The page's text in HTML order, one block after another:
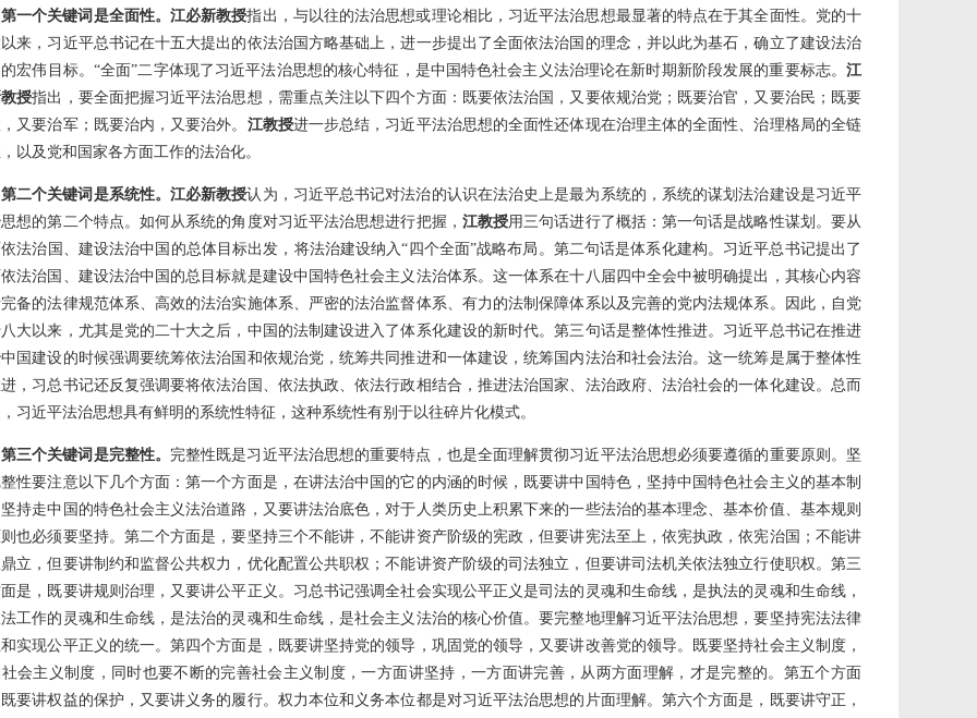
第一个关键词是全面性。江必新教授指出，与以往的法治思想或理论相比，习近平法治思想最显著的特点在于其全面性。党的十
以来，习近平总书记在十五大提出的依法治国方略基础上，进一步提出了全面依法治国的理念，并以此为基石，确立了建设法治
宏伟目标。“全面”二字体现了习近平法治思想的核心特征，是中国特色社会主义法治理论在新时期新阶段发展的重要标志。 江
授指出，要全面把握习近平法治思想，需重点关注以下四个方面：既要依法治国，又要依规治党；既要治官，又要治民；既要
又要治军；既要治内，又要治外。 江教授进一步总结，习近平法治思想的全面性还体现在治理主体的全面性、治理格局的全链
以及党和国家各方面工作的法治化。
第二个关键词是系统性。江必新教授认为，习近平总书记对法治的认识在法治史上是最为系统的，系统的谋划法治建设是习近平
想的第二个特点。如何从系统的角度对习近平法治思想进行把握， 江教授用三句话进行了概括：第一句话是战略性谋划。要从
法治国、建设法治中国的总体目标出发，将法治建设纳入“四个全面”战略布局。第二句话是体系化建构。习近平总书记提出了
法治国、建设法治中国的总目标就是建设中国特色社会主义法治体系。这一体系在十八届四中全会中被明确提出，其核心内容
备的法律规范体系、高效的法治实施体系、严密的法治监督体系、有力的法制保障体系以及完善的党内法规体系。因此，自党
大以来，尤其是党的二十大之后，中国的法制建设进入了体系化建设的新时代。第三句话是整体性推进。习近平总书记在推进
国建设的时候强调要统筹依法治国和依规治党，统筹共同推进和一体建设，统筹国内法治和社会法治。这一统筹是属于整体性
，习总书记还反复强调要将依法治国、依法执政、依法行政相结合，推进法治国家、法治政府、法治社会的一体化建设。总而
习近平法治思想具有鲜明的系统性特征，这种系统性有别于以往碎片化模式。
第三个关键词是完整性。 完整性既是习近平法治思想的重要特点，也是全面理解贯彻习近平法治思想必须要遵循的重要原则。坚
性要注意以下几个方面：第一个方面是，在讲法治中国的它的内涵的时候，既要讲中国特色，坚持中国特色社会主义的基本制
持走中国的特色社会主义法治道路，又要讲法治底色，对于人类历史上积累下来的一些法治的基本理念、基本价值、基本规则
也必须要坚持。第二个方面是，要坚持三个不能讲，不能讲资产阶级的宪政，但要讲宪法至上，依宪执政，依宪治国；不能讲
立，但要讲制约和监督公共权力，优化配置公共职权；不能讲资产阶级的司法独立，但要讲司法机关依法独立行使职权。第三
是，既要讲规则治理，又要讲公平正义。习总书记强调全社会实现公平正义是司法的灵魂和生命线，是执法的灵魂和生命线，
工作的灵魂和生命线，是法治的灵魂和生命线，是社会主义法治的核心价值。要完整地理解习近平法治思想，要坚持宪法法律
实现公平正义的统一。第四个方面是，既要讲坚持党的领导，巩固党的领导，又要讲改善党的领导。既要坚持社会主义制度，
会主义制度，同时也要不断的完善社会主义制度，一方面讲坚持，一方面讲完善，从两方面理解，才是完整的。第五个方面
要讲权益的保护，又要讲义务的履行。权力本位和义务本位都是对习近平法治思想的片面理解。第六个方面是，既要讲守正，